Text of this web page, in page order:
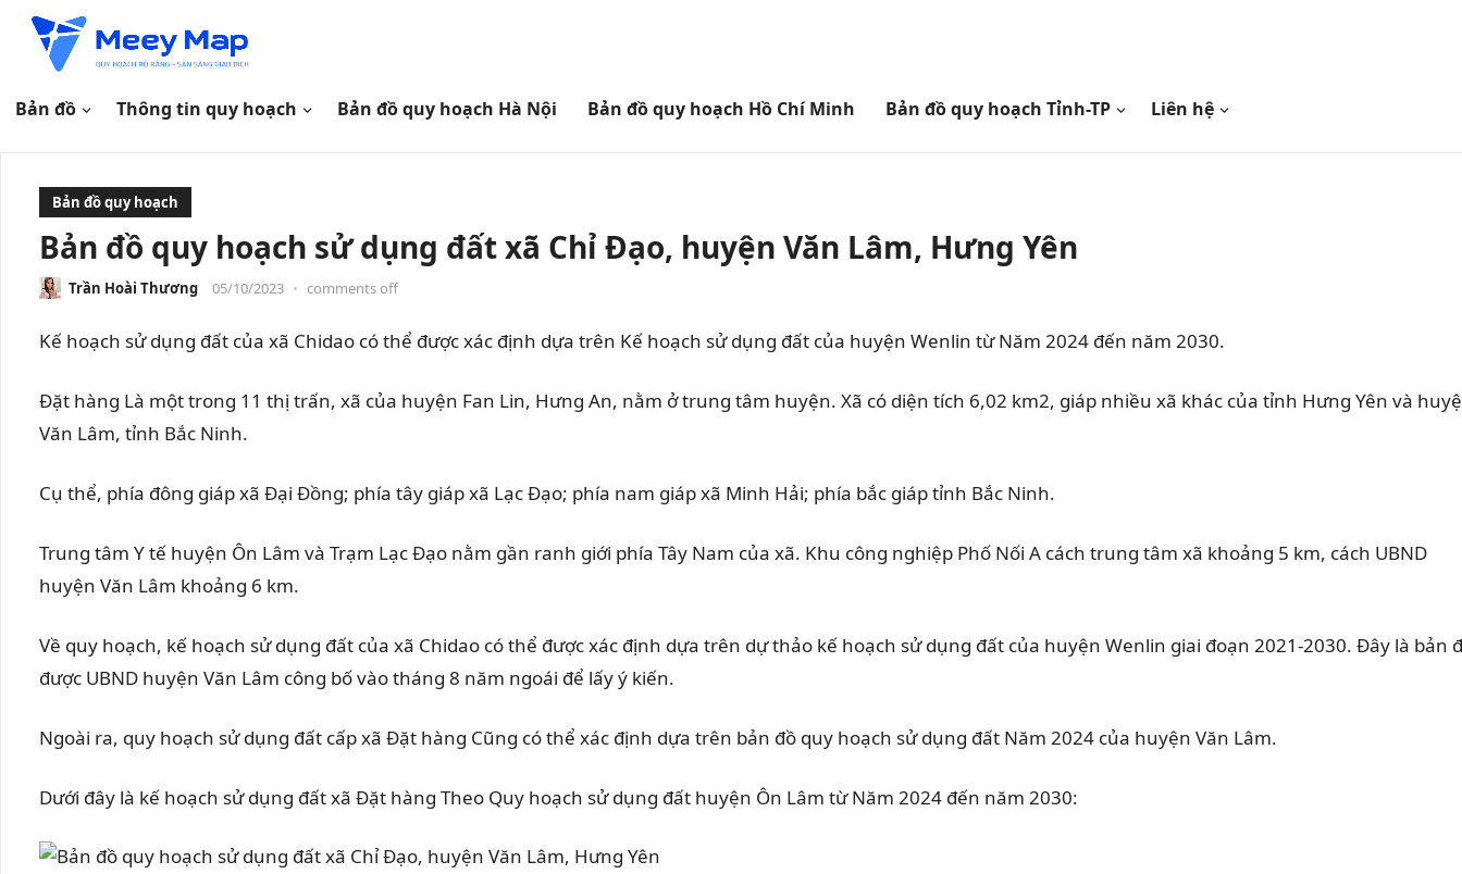
Bản đồ Thông tin quy hoạch Bản đồ quy hoạch Hà Nội Bản đồ quy hoạch Hồ Chí Minh Bản đồ quy hoạch Tỉnh-TP Liên hệ
Bản đồ quy hoạch
Bản đồ quy hoạch sử dụng đất xã Chỉ Đạo, huyện Văn Lâm, Hưng Yên
Trần Hoài Thương 05/10/2023 • comments off
Kế hoạch sử dụng đất của xã Chidao có thể được xác định dựa trên Kế hoạch sử dụng đất của huyện Wenlin từ Năm 2024 đến năm 2030.
Đặt hàng Là một trong 11 thị trấn, xã của huyện Fan Lin, Hưng An, nằm ở trung tâm huyện. Xã có diện tích 6,02 km2, giáp nhiều xã khác của tỉnh Hưng Yên và
Văn Lâm, tỉnh Bắc Ninh.
Cụ thể, phía đông giáp xã Đại Đồng; phía tây giáp xã Lạc Đạo; phía nam giáp xã Minh Hải; phía bắc giáp tỉnh Bắc Ninh.
Trung tâm Y tế huyện Ôn Lâm và Trạm Lạc Đạo nằm gần ranh giới phía Tây Nam của xã. Khu công nghiệp Phố Nối A cách trung tâm xã khoảng 5 km, cách UBND
huyện Văn Lâm khoảng 6 km.
Về quy hoạch, kế hoạch sử dụng đất của xã Chidao có thể được xác định dựa trên dự thảo kế hoạch sử dụng đất của huyện Wenlin giai đoạn 2021-2030. Đây là bản
được UBND huyện Văn Lâm công bố vào tháng 8 năm ngoái để lấy ý kiến.
Ngoài ra, quy hoạch sử dụng đất cấp xã Đặt hàng Cũng có thể xác định dựa trên bản đồ quy hoạch sử dụng đất Năm 2024 của huyện Văn Lâm.
Dưới đây là kế hoạch sử dụng đấtxã Đặt hàng Theo Quy hoạch sử dụng đất huyện Ôn Lâm từ Năm 2024 đến năm 2030: